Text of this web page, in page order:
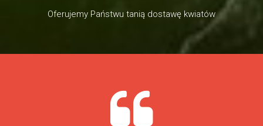
Oferujemy Państwu tanią dostawę kwiatów